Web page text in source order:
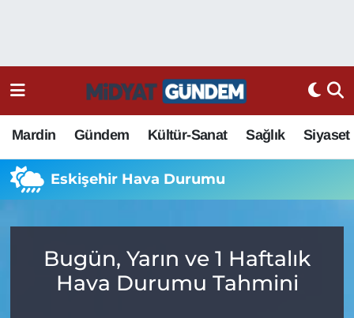
Mardin Gündem Kültür-Sanat Sağlık Siyaset
Eskişehir Hava Durumu
Bugün, Yarın ve 1 Haftalık
Hava Durumu Tahmini